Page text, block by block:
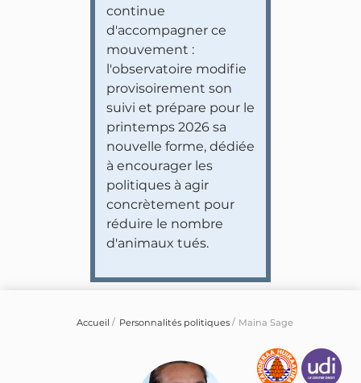
continue
d'accompagner ce
mouvement :
l'observatoire modifie
provisoirement son
suivi et prépare pour le
printemps 2026 sa
nouvelle forme, dédiée
à encourager les
politiques à agir
concrètement pour
réduire le nombre
d'animaux tués.
Accueil Personnalités politiques Maina Sage